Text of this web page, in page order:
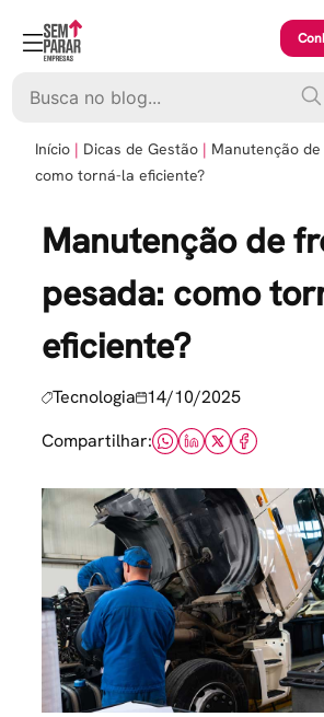
content
Início Dicas de Gestão
Manutenção
como torná-la eficiente?
Manutenção de
pesada: como
eficiente?
Tecnologia 14/10/2025
Compartilhar: